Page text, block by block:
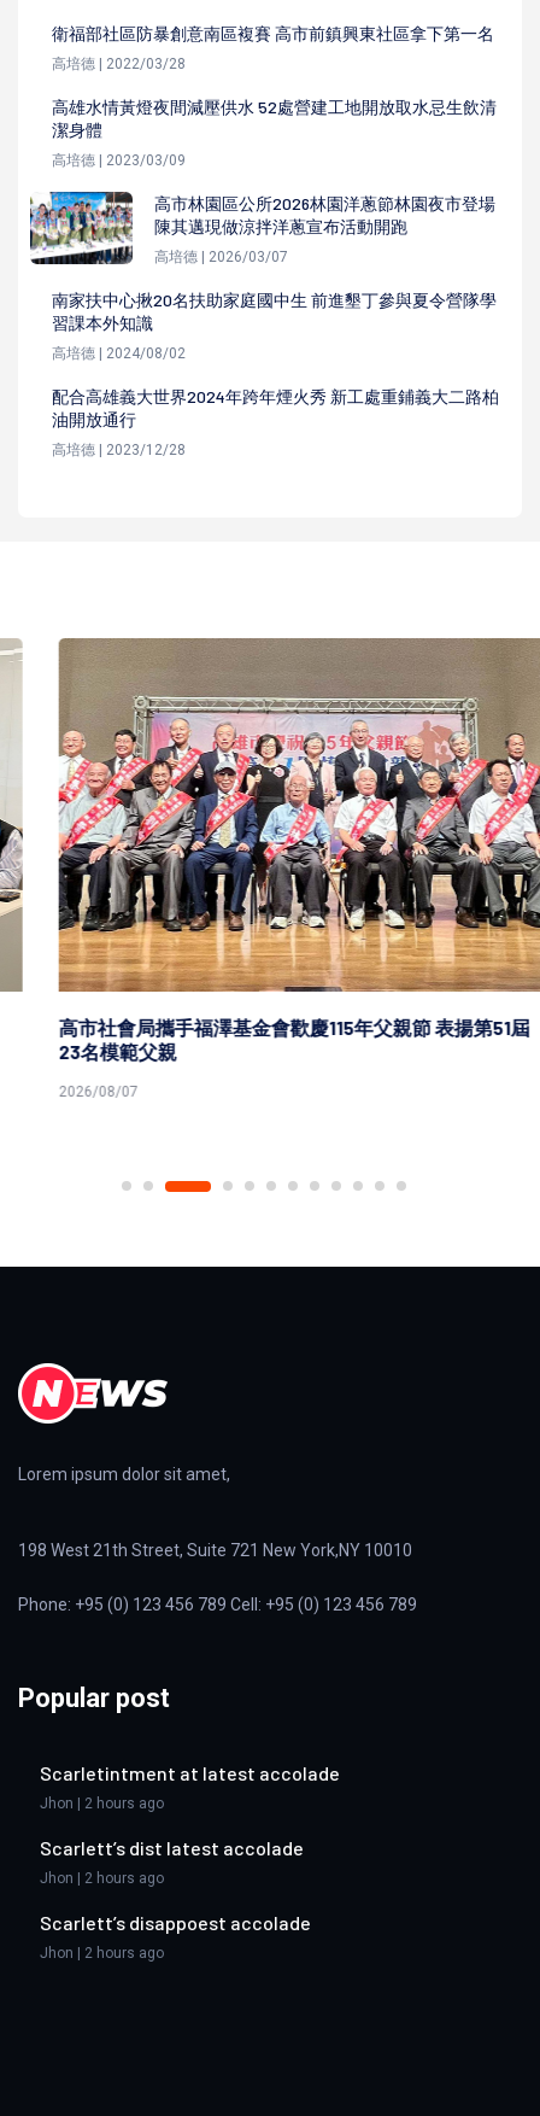
衛福部社區防暴創意南區複賽 高市前鎮興東社區拿下第一名
高培德 | 2022/03/28
高雄水情黃燈夜間減壓供水 52處營建工地開放取水忌生飲清
潔身體
高培德 | 2023/03/09
高市林園區公所2026林園洋蔥節林園夜市登場
陳其邁現做涼拌洋蔥宣布活動開跑
高培德 | 2026/03/07
南家扶中心揪20名扶助家庭國中生 前進墾丁參與夏令營隊學
習課本外知識
高培德 | 2024/08/02
配合高雄義大世界2024年跨年煙火秀 新工處重鋪義大二路柏
油開放通行
高培德 | 2023/12/28
高市社會局攜手福澤基金會歡慶115年父親節 表揚第51屆
23名模範父親
2026/08/07
Lorem ipsum dolor sit amet,
198 West 21th Street, Suite 721 New York,NY 10010
Phone: +95 (0) 123 456 789 Cell: +95 (0) 123 456 789
Popular post
Scarletintment at latest accolade
Jhon | 2 hours ago
Scarlett’s dist latest accolade
Jhon | 2 hours ago
Scarlett’s disappoest accolade
Jhon | 2 hours ago